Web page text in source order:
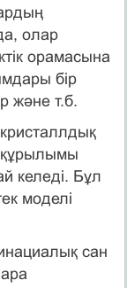
олар
орамасына
бір
және т.б.
құрылымы
келеді. Бұл
моделі
сан